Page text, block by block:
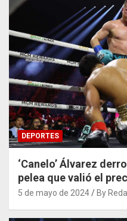
DEPORTES
‘Canelo’ Álvarez
pelea que valió el
5 de mayo de 2024 By